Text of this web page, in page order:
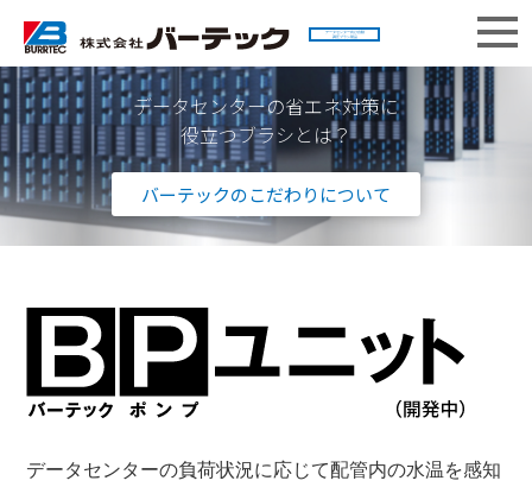
データセンター向け自動
調圧ブラシ製品
データセンターの省エネ対策に
役立つブラシとは？
バーテックのこだわりについて
データセンターの負荷状況に応じて配管内の水温を感知